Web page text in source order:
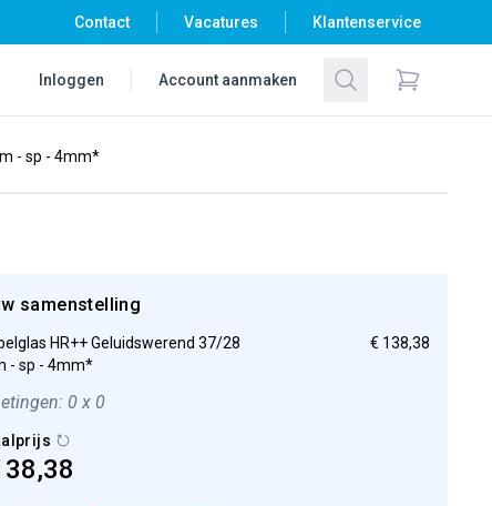
Contact Vacatures Klantenservice
Inloggen Account aanmaken Zoeken
Items in
- sp - 4mm*
samenstelling
HR++ Geluidswerend 37/28
- sp - 4mm*
€ 138,38
0 x 0